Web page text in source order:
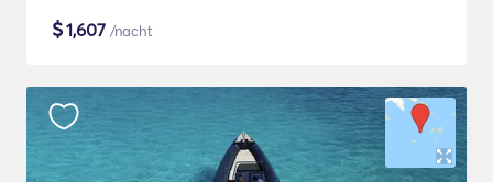
$1,607 /nacht